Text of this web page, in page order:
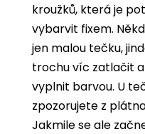
kroužků, která je
vybarvit fixem.
jen malou tečku,
trochu víc zatlačit
vyplnit barvou. U
zpozorujete z
Jakmile se ale